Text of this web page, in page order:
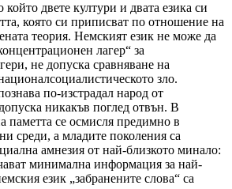
двете култури и двата езика си
която си приписват по отношение на
теория. Немският език не може да
лагер“ за
не допуска сравняване на
зло.
по-изстрадал народ от
никакъв поглед отвън. В
паметта се осмисля предимно в
среди, а младите поколения са
амнезия от най-близкото минало:
минимална информация за най-
език „забранените слова“ са